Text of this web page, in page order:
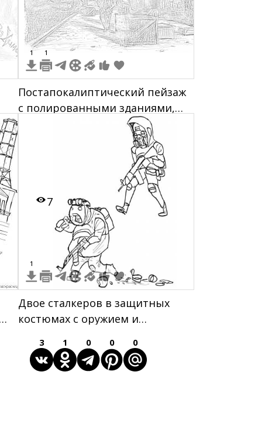
1 1
Постапокалиптический пейзаж
с полированными зданиями,
двумя людьми в защитной
7
1
Двое сталкеров в защитных
костюмах с оружием и
3 1 0 0 0